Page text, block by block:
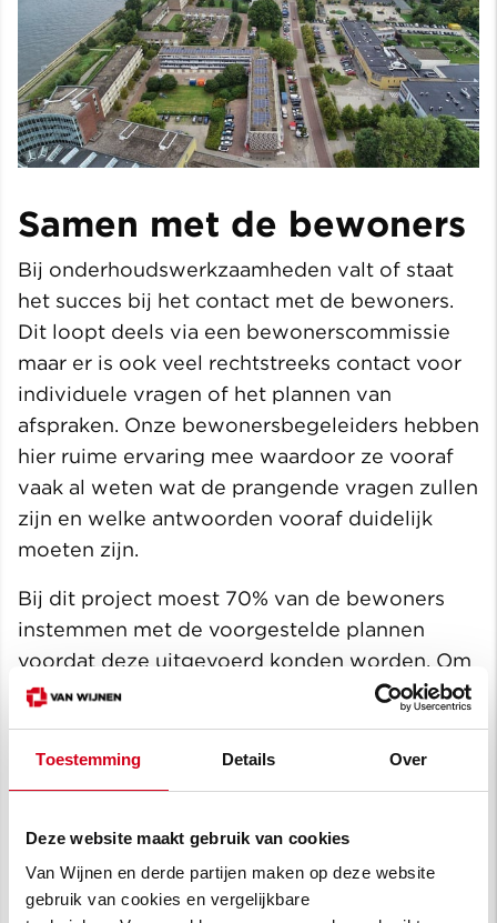
Toestemming Details Over
Deze website maakt gebruik van cookies
Van Wijnen en derde partijen maken op deze website
gebruik van cookies en vergelijkbare
Samen met de bewoners
Bij onderhoudswerkzaamheden valt of staat
het succes bij het contact met de bewoners.
Dit loopt deels via een bewonerscommissie
maar er is ook veel rechtstreeks contact voor
individuele vragen of het plannen van
afspraken. Onze bewonersbegeleiders hebben
hier ruime ervaring mee waardoor ze vooraf
vaak al weten wat de prangende vragen zullen
zijn en welke antwoorden vooraf duidelijk
moeten zijn.
Bij dit project moest 70% van de bewoners
instemmen met de voorgestelde plannen
voordat deze uitgevoerd konden worden. Om
dit te behalen hebben we tijdens de warme
om uit te leggen wat de werkzaamheden
zouden inhouden. Binnen drie weken waren al
Voorafgaand aan de werkzaamheden is een
leegstaande woning in één van de flats als